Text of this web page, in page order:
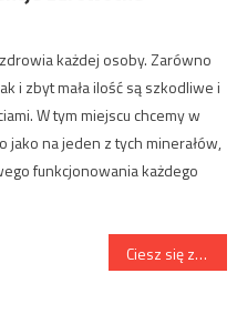
każdej osoby. Zarówno
i zbyt mała ilość są szkodliwe i
W tym miejscu chcemy w
jako na jeden z tych minerałów,
funkcjonowania każdego
Ciesz się zdrowym kręgosłupem